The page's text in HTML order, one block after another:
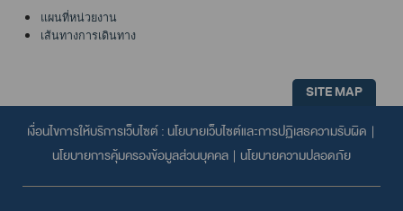
แผนที่หน่วยงาน
เส้นทางการเดินทาง
SITE MAP
เงื่อนไขการให้บริการเว็บไซต์ : นโยบายเว็บไซต์และการปฏิเสธความรับผิด |
นโยบายการคุ้มครองข้อมูลส่วนบุคคล | นโยบายความปลอดภัย